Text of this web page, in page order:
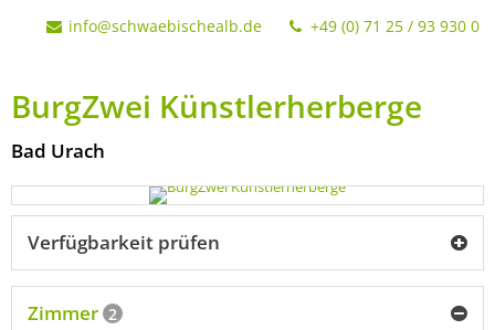
info@schwaebischealb.de +49 (0) 71 25 / 93 930 0
BurgZwei Künstlerherberge
Bad Urach
Verfügbarkeit prüfen
Zimmer 2